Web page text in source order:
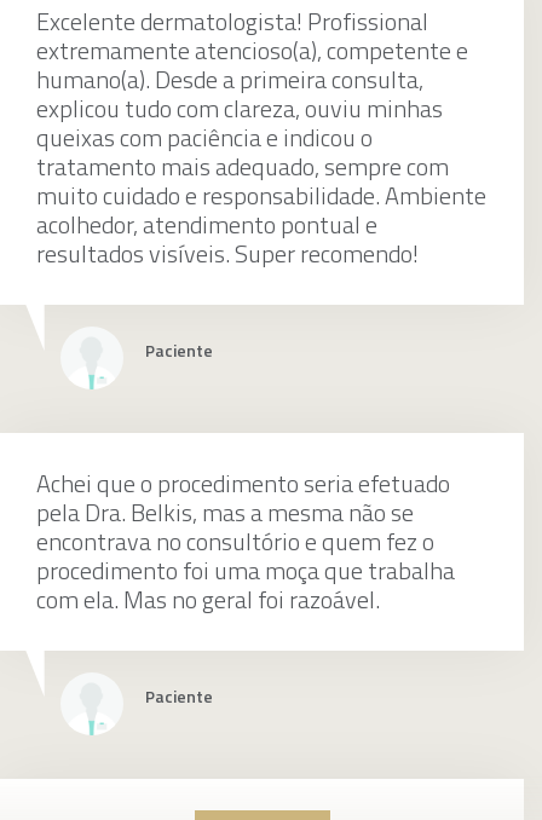
Tratamento para melasma
individualmente
Tratamento para acne
Radiesse
individualmente
Excelente dermatologista! Profissional
extremamente atencioso(a), competente e
humano(a). Desde a primeira consulta,
explicou tudo com clareza, ouviu minhas
queixas com paciência e indicou o
tratamento mais adequado, sempre com
muito cuidado e responsabilidade. Ambiente
acolhedor, atendimento pontual e
resultados visíveis. Super recomendo!
Paciente
Achei que o procedimento seria efetuado
pela Dra. Belkis, mas a mesma não se
encontrava no consultório e quem fez o
procedimento foi uma moça que trabalha
com ela. Mas no geral foi razoável.
Paciente